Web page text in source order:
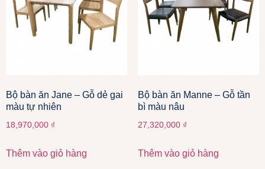
Bộ bàn ăn Jane – Gỗ dẻ gai
màu tự nhiên
18,970,000 ₫
Thêm vào giỏ hàng
Bộ bàn ăn Manne – Gỗ tần
bì màu nâu
27,320,000 ₫
Thêm vào giỏ hàng